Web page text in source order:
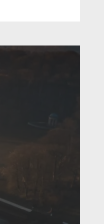
en
aanbiedingen
uw verblijf met
extra's en
activiteiten